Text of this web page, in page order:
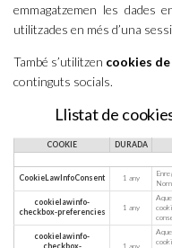
emmagatzemen les dades
utilitzades en més d’una
També s’utilitzen cookies
continguts socials.
Llistat de
COOKIE DURADA
CookieLawInfoConsent 1 any
cookielawinfo-
checkbox-preferencies
1 any
cookielawinfo-
checkbox-
1 any